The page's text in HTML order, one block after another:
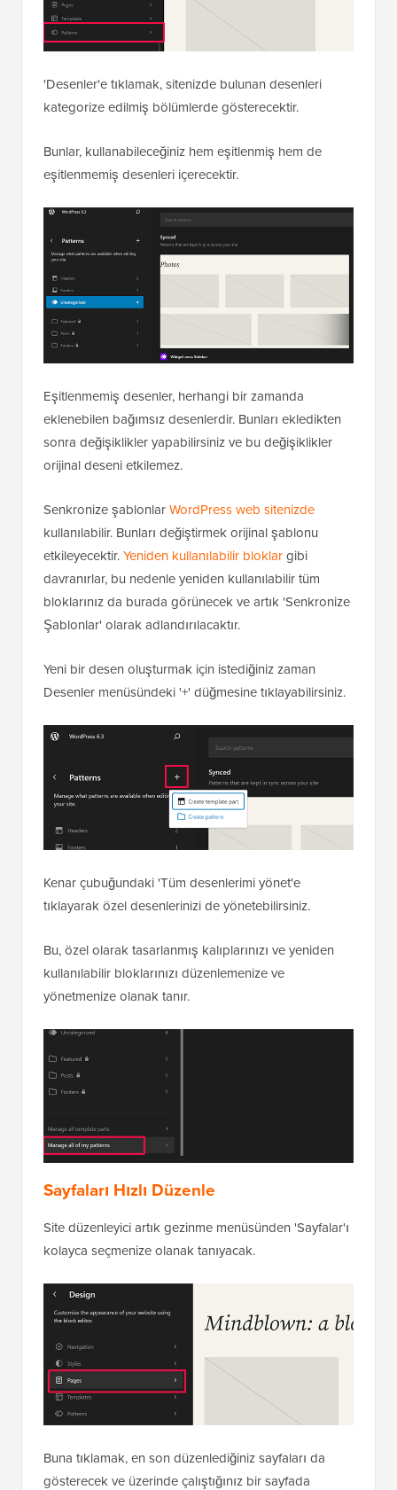
'Desenler'e tıklamak, sitenizde bulunan desenleri
kategorize edilmiş bölümlerde gösterecektir.
Bunlar, kullanabileceğiniz hem eşitlenmiş hem de
eşitlenmemiş desenleri içerecektir.
Eşitlenmemiş desenler, herhangi bir zamanda
eklenebilen bağımsız desenlerdir. Bunları ekledikten
sonra değişiklikler yapabilirsiniz ve bu değişiklikler
orijinal deseni etkilemez.
Senkronize şablonlarWordPress web sitenizde
kullanılabilir. Bunları değiştirmek orijinal şablonu
etkileyecektir.Yeniden kullanılabilir bloklargibi
davranırlar, bu nedenle yeniden kullanılabilir tüm
bloklarınız da burada görünecek ve artık 'Senkronize
Şablonlar' olarak adlandırılacaktır.
Yeni bir desen oluşturmak için istediğiniz zaman
Desenler menüsündeki '+' düğmesine tıklayabilirsiniz.
Kenar çubuğundaki 'Tüm desenlerimi yönet'e
tıklayarak özel desenlerinizi de yönetebilirsiniz.
Bu, özel olarak tasarlanmış kalıplarınızı ve yeniden
kullanılabilir bloklarınızı düzenlemenize ve
yönetmenize olanak tanır.
Sayfaları Hızlı Düzenle
Site düzenleyici artık gezinme menüsünden 'Sayfalar'ı
kolayca seçmenize olanak tanıyacak.
Buna tıklamak, en son düzenlediğiniz sayfaları da
gösterecek ve üzerinde çalıştığınız bir sayfada